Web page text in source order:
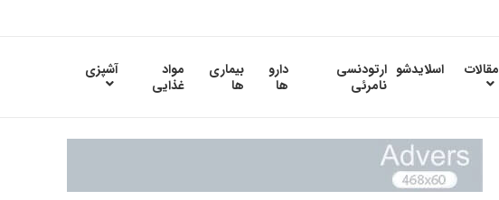
مقالات اسلایدشو ارتودنسی
نامرئی
دارو
ها
بیماری
ها
مواد
غذایی
آشپزی